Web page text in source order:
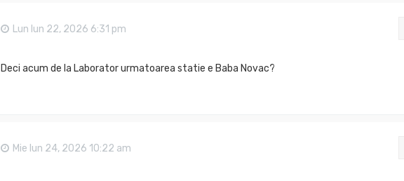
Lun Iun 22, 2026 6:31 pm
Deci acum de la Laborator urmatoarea statie e Baba Novac?
Mie Iun 24, 2026 10:22 am